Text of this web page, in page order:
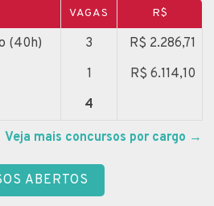
VAGAS R$
(40h) 3
R$ 2.286,71
1
R$ 6.114,10
4
Veja mais concursos por cargo →
ABERTOS